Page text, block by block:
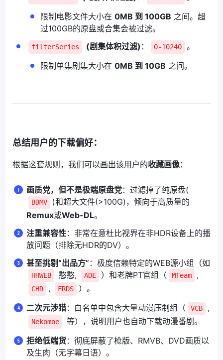
限制电影文件大小在 0MB 到 100GB 之间。超
过100GB的原盘或合集会被过滤。
filterSeries (剧集体积过滤) ： 0-10240
。
限制单集剧集大小在 0MB 到 10GB 之间。
总结用户的下载偏好：
根据这套规则，我们可以画出该用户的收藏画像：
画质党，但不是极端原盘党：过滤掉了纯原盘(
BDMV
)和超大文件(>100G)，倾向于高质量的
Remux或Web-DL。
注重兼容性：非常在意杜比视界在非HDR设备上的播
放问题（排除无HDR的DV）。
甚至挑剔“出品方” ：极度信赖特定的WEB源小组（如
HHWEB 憨憨, ADE ）和老牌PT官组（ MTeam ,
CHD , FRDS
）。
二次元涉猎：白名单中包含大量动漫压制组（ VCB ,
Nekomoe
等），说明用户也自动下载动漫番剧。
拒绝低端货：彻底屏蔽了枪版、RMVB、DVD画质以
及生肉（无字幕日语）。